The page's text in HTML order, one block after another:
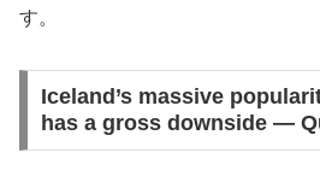
す。
Iceland’s massive
has a gross downside —